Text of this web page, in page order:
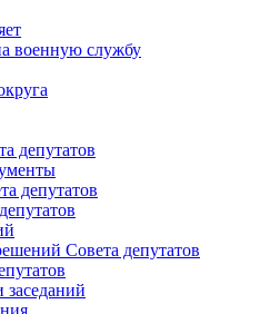
военную службу
депутатов
депутатов
Совета депутатов
заседаний